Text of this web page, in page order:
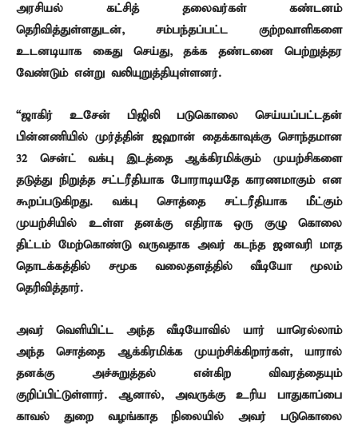
அரசியல் கட்சித் தலைவர்கள் கண்டனம்
தெரிவித்துள்ளதுடன், சம்பந்தப்பட்ட குற்றவாளிகளை
உடனடியாக கைது செய்து, தக்க தண்டனை பெற்றுத்தர
வேண்டும் என்று வலியுறுத்தியுள்ளனர்.
“ஜாகிர் உசேன் பிஜிலி படுகொலை செய்யப்பட்டதன்
பின்னணியில் முர்த்தின் ஜஹான் தைக்காவுக்கு சொந்தமான
32 சென்ட் வக்பு இடத்தை ஆக்கிரமிக்கும் முயற்சிகளை
தடுத்து நிறுத்த சட்டரீதியாக போராடியதே காரணமாகும் என
கூறப்படுகிறது. வக்பு சொத்தை சட்டரீதியாக மீட்கும்
முயற்சியில் உள்ள தனக்கு எதிராக ஒரு குழு கொலை
திட்டம் மேற்கொண்டு வருவதாக அவர் கடந்த ஜனவரி மாத
தொடக்கத்தில் சமூக வலைதளத்தில் வீடியோ மூலம்
தெரிவித்தார்.
அவர் வெளியிட்ட அந்த வீடியோவில் யார் யாரெல்லாம்
அந்த சொத்தை ஆக்கிரமிக்க முயற்சிக்கிறார்கள், யாரால்
தனக்கு அச்சுறுத்தல் என்கிற விவரத்தையும்
குறிப்பிட்டுள்ளார். ஆனால், அவருக்கு உரிய பாதுகாப்பை
காவல் துறை வழங்காத நிலையில் அவர் படுகொலை